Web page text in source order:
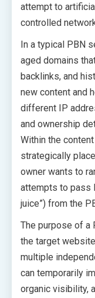
attempt to
controlled
In a typical PBN
aged domains
backlinks, and
new content and
different IP
and ownership
Within the
strategically
owner wants to
attempts to pass
juice”) from the
The purpose of a
the target
multiple
can temporarily
organic visibility,